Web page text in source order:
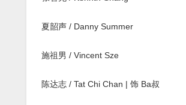
夏韶声 / Danny Summer
施祖男 / Vincent Sze
陈达志 / Tat Chi Chan | 饰 Ba叔